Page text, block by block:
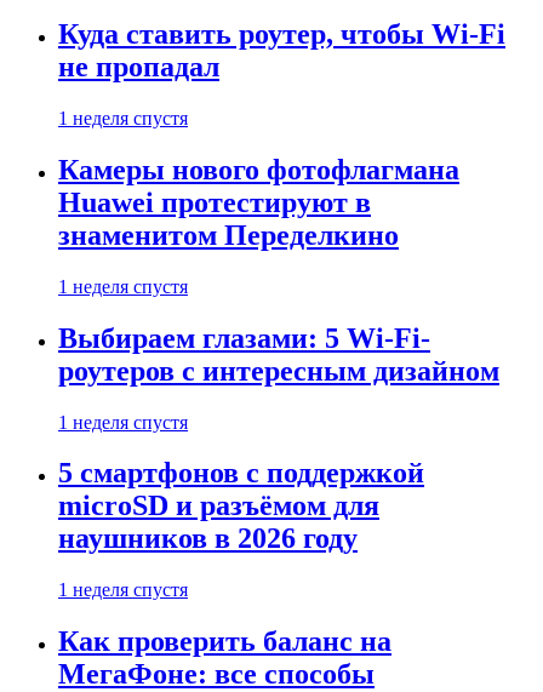
Куда ставить роутер, чтобы Wi-Fi
не пропадал
1 неделя спустя
Камеры нового фотофлагмана
Huawei протестируют в
знаменитом Переделкино
1 неделя спустя
Выбираем глазами: 5 Wi-Fi-
роутеров с интересным дизайном
1 неделя спустя
5 смартфонов с поддержкой
microSD и разъёмом для
наушников в 2026 году
1 неделя спустя
Как проверить баланс на
МегаФоне: все способы